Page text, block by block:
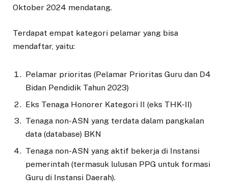
Oktober 2024 mendatang.
Terdapat empat kategori pelamar yang bisa
mendaftar, yaitu:
Pelamar prioritas (Pelamar Prioritas Guru dan D4
Bidan Pendidik Tahun 2023)
Eks Tenaga Honorer Kategori II (eks THK-II)
Tenaga non-ASN yang terdata dalam pangkalan
data (database) BKN
Tenaga non-ASN yang aktif bekerja di Instansi
pemerintah (termasuk lulusan PPG untuk formasi
Guru di Instansi Daerah).